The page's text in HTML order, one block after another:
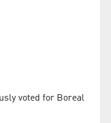
voted for Boreal